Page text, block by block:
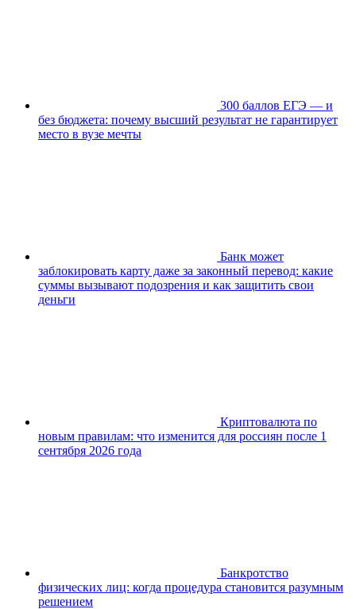
300 баллов ЕГЭ — и
без бюджета: почему высший результат не гарантирует
место в вузе мечты
Банк может
заблокировать карту даже за законный перевод: какие
суммы вызывают подозрения и как защитить свои
деньги
Криптовалюта по
новым правилам: что изменится для россиян после 1
сентября 2026 года
Банкротство
физических лиц: когда процедура становится разумным
решением